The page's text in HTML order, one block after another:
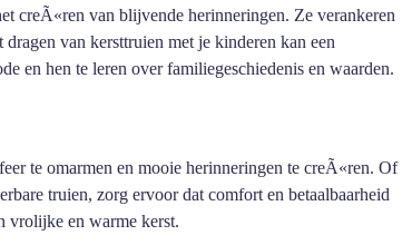
creÃ«ren van blijvende herinneringen. Ze verankeren
van kersttruien met je kinderen kan een
en hen te leren over familiegeschiedenis en waarden.
te omarmen en mooie herinneringen te creÃ«ren. Of
truien, zorg ervoor dat comfort en betaalbaarheid
vrolijke en warme kerst.